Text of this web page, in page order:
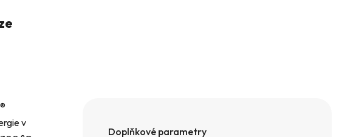
v
Doplňkové parametry